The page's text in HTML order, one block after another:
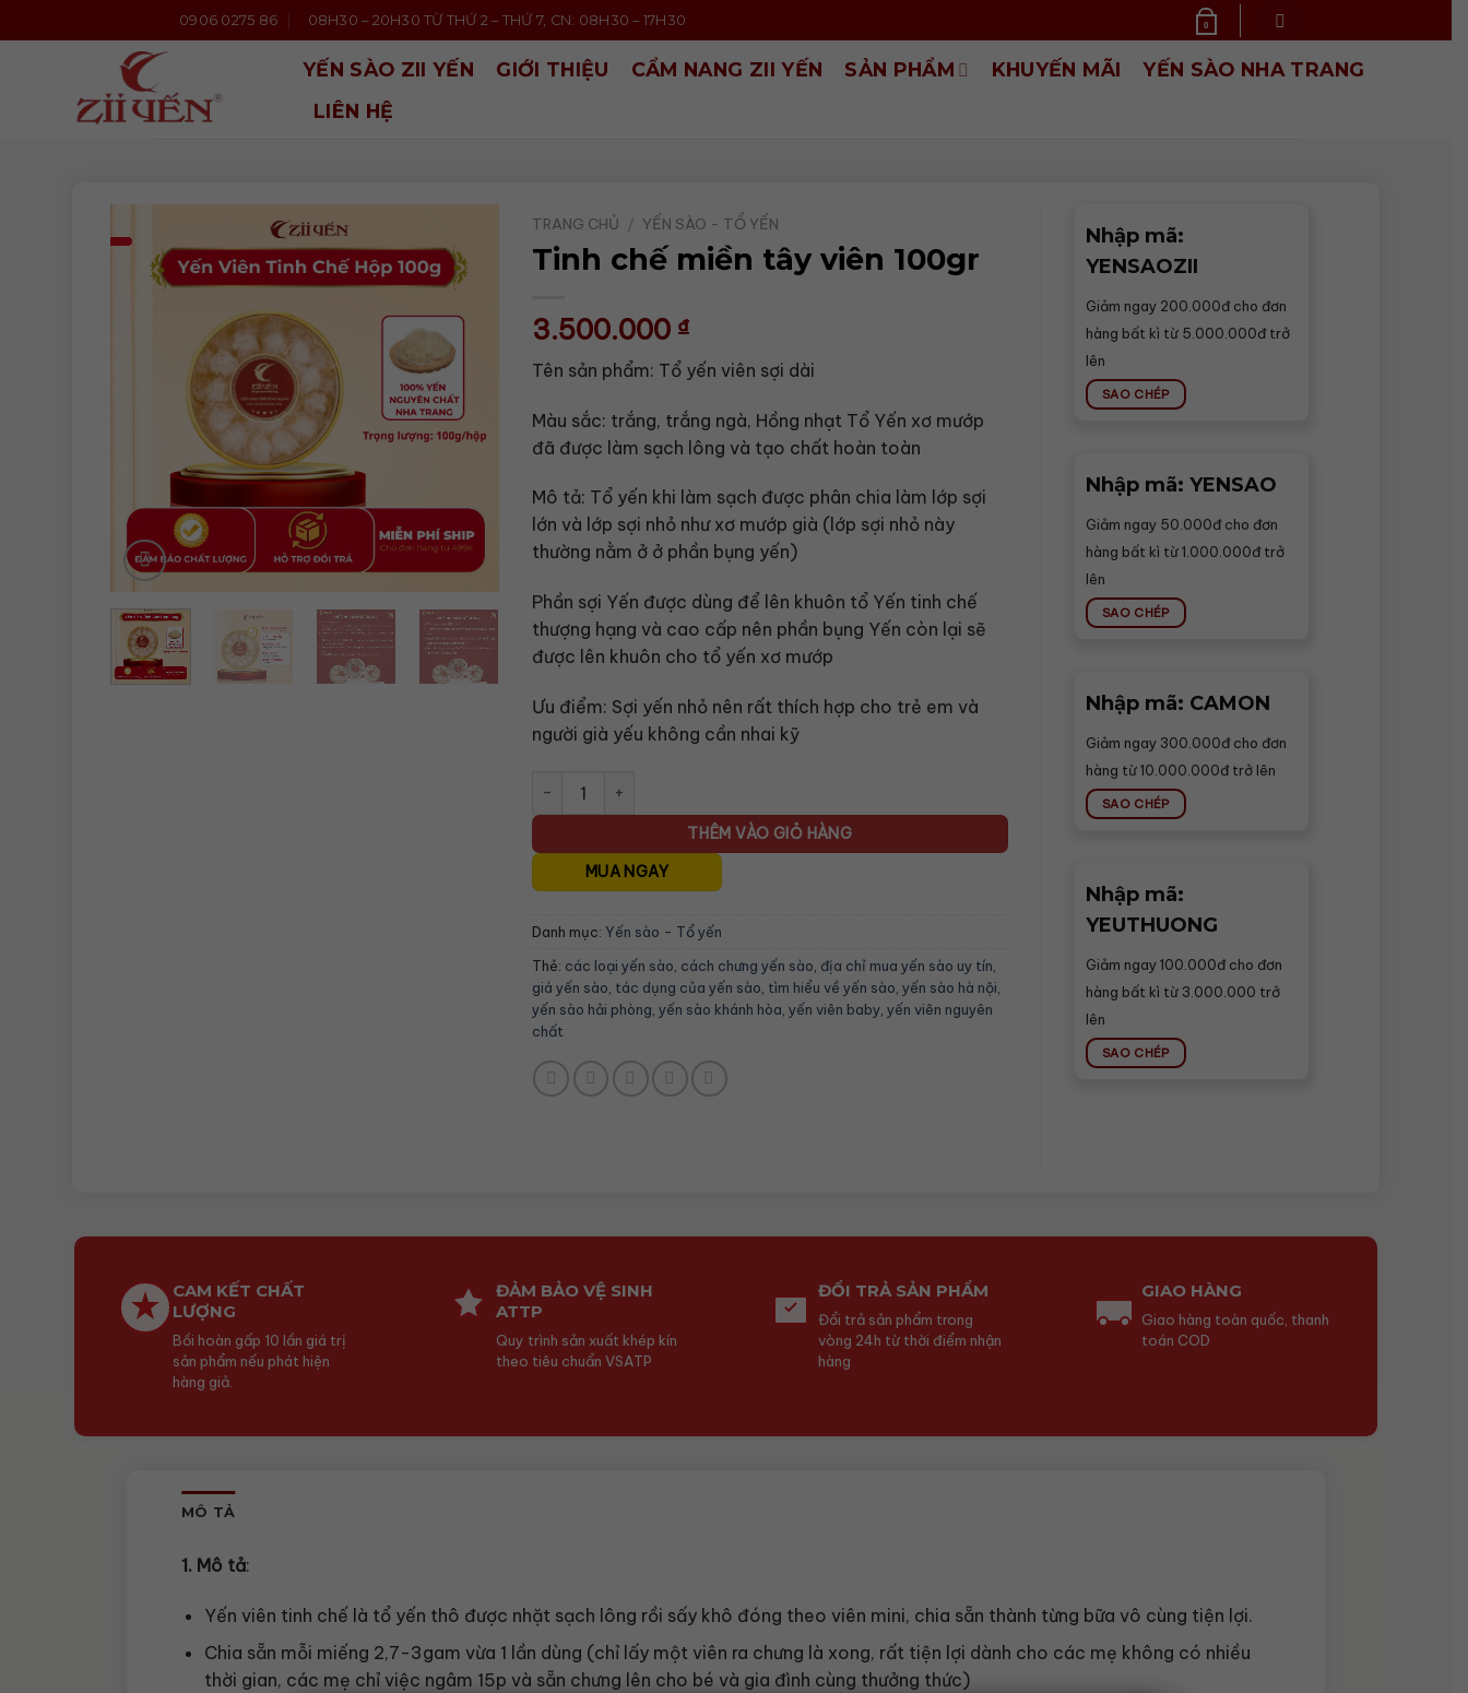
qua
0906 0275 86 08H30 – 20H30 TỪ THỨ 2 – THỨ 7, CN: 08H30 – 17H30 0
YẾN SÀO ZII YẾN GIỚI THIỆU CẨM NANG ZII YẾN SẢN PHẨM KHUYẾN MÃI
YẾN SÀO NHA TRANG
LIÊN HỆ
TRANG CHỦ / YẾN SÀO - TỔ YẾN
Tinh chế miền tây viên 100gr
3.500.000 ₫
Tên sản phẩm: Tổ yến viên sợi dài
Màu sắc: trắng, trắng ngà, Hồng nhạt Tổ Yến xơ mướp
đã được làm sạch lông và tạo chất hoàn toàn
Mô tả: Tổ yến khi làm sạch được phân chia làm lớp sợi
lớn và lớp sợi nhỏ như xơ mướp già (lớp sợi nhỏ này
thường nằm ở ở phần bụng yến)
Phần sợi Yến được dùng để lên khuôn tổ Yến tinh chế
thượng hạng và cao cấp nên phần bụng Yến còn lại sẽ
được lên khuôn cho tổ yến xơ mướp
Ưu điểm: Sợi yến nhỏ nên rất thích hợp cho trẻ em và
người già yếu không cần nhai kỹ
Tinh chế miền tây viên 100gr số lượng
THÊM VÀO GIỎ HÀNG
MUA NGAY
Danh mục: Yến sào - Tổ yến
Thẻ: các loại yến sào cách chưng yến sào địa chỉ mua yến sào uy tín
giá yến sào tác dụng của yến sào tìm hiểu về yến sào yến sào hà nội
yến sào hải phòng yến sào khánh hòa yến viên baby, yến viên nguyên
chất
Nhập mã:
YENSAOZII
Giảm ngay 200.000đ cho đơn
hàng bất kì từ 5.000.000đ trở
lên
SAO CHÉP
Nhập mã: YENSAO
Giảm ngay 50.000đ cho đơn
hàng bất kì từ 1.000.000đ trở
lên
SAO CHÉP
Nhập mã: CAMON
Giảm ngay 300.000đ cho đơn
hàng từ 10.000.000đ trở lên
SAO CHÉP
Nhập mã:
YEUTHUONG
Giảm ngay 100.000đ cho đơn
hàng bất kì từ 3.000.000 trở
lên
SAO CHÉP
CAM KẾT CHẤT
LƯỢNG
Bồi hoàn gấp 10 lần giá trị
sản phẩm nếu phát hiện
hàng giả.
ĐẢM BẢO VỆ SINH
ATTP
Quy trình sản xuất khép kín
theo tiêu chuẩn VSATP
ĐỔI TRẢ SẢN PHẨM
Đổi trả sản phẩm trong
vòng 24h từ thời điểm nhận
hàng
GIAO HÀNG
Giao hàng toàn quốc, thanh
toán COD
MÔ TẢ
1. Mô tả:
Yến viên tinh chế là tổ yến thô được nhặt sạch lông rồi sấy khô đóng theo viên mini, chia sẵn thành từng bữa vô cùng tiện lợi.
Chia sẵn mỗi miếng 2,7-3gam vừa 1 lần dùng (chỉ lấy một viên ra chưng là xong, rất tiện lợi dành cho các mẹ không có nhiều
thời gian, các mẹ chỉ việc ngâm 15p và sẵn chưng lên cho bé và gia đình cùng thưởng thức)